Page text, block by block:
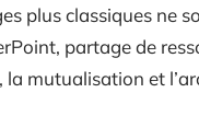
plus classiques ne
partage de
la mutualisation et